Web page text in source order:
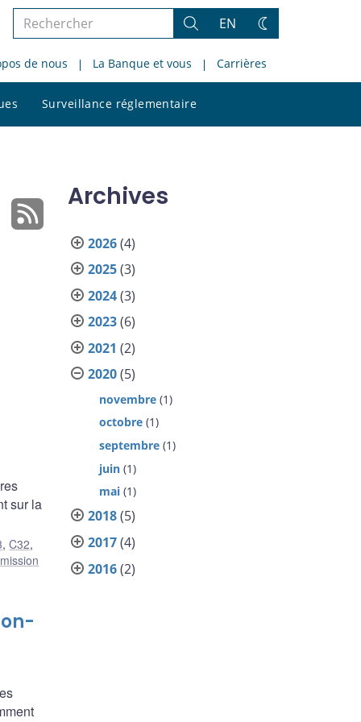
Rechercher
le
site
Rechercher
EN
Changez
thème
de nous La Banque et vous Carrières
Surveillance réglementaire
le
sur la
,C32,
Archives
2026(4)
2025(3)
2024(3)
2023(6)
2021 (2)
2020(5)
novembre (1)
octobre (1)
septembre (1)
juin (1)
mai (1)
2018(5)
2017(4)
2016(2)